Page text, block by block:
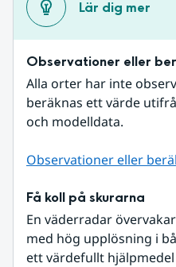
Lär dig mer
Observationer eller
Alla orter har inte
beräknas ett värde
och modelldata.
Observationer eller
Få koll på skurarna
En väderradar
med hög upplösning i
ett värdefullt